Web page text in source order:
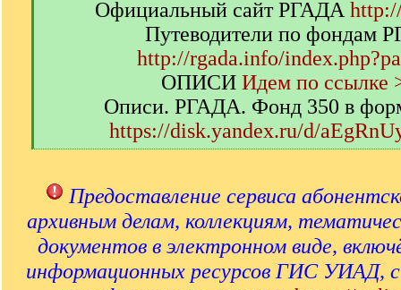
Официальный сайт РГАДА
Путеводители по фондам
http://rgada.info/
ОПИСИ Идем по ссылке
Описи. РГАДА. Фонд 350 в
https://disk.yandex.ru/d/
[
Предоставление сервиса
архивным делам, коллекциям,
документов в электронном виде,
информационных ресурсов ГИС УИАД,